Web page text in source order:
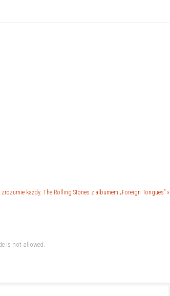
zrozumie każdy. The Rolling Stones z albumem „Foreign Tongues” »
is not allowed.